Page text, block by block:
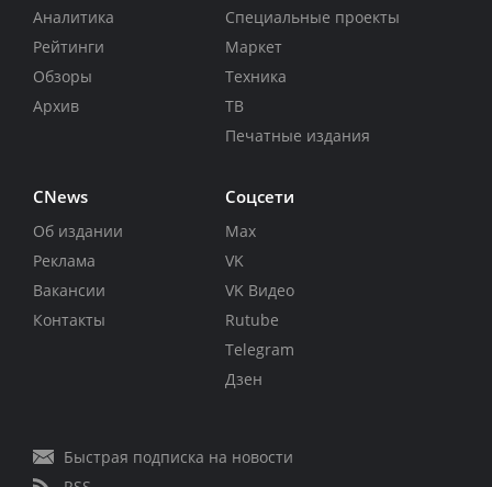
Аналитика
Рейтинги
Обзоры
Архив
Специальные проекты
Маркет
Техника
ТВ
Печатные издания
CNews
Об издании
Реклама
Вакансии
Контакты
Соцсети
Max
VK
VK Видео
Rutube
Telegram
Дзен
Быстрая подписка на новости